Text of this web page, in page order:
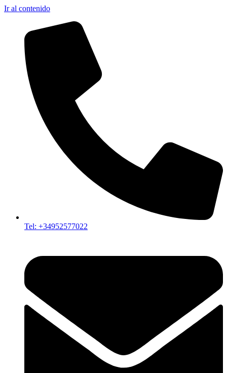
Ir al contenido
Tel: +34952577022